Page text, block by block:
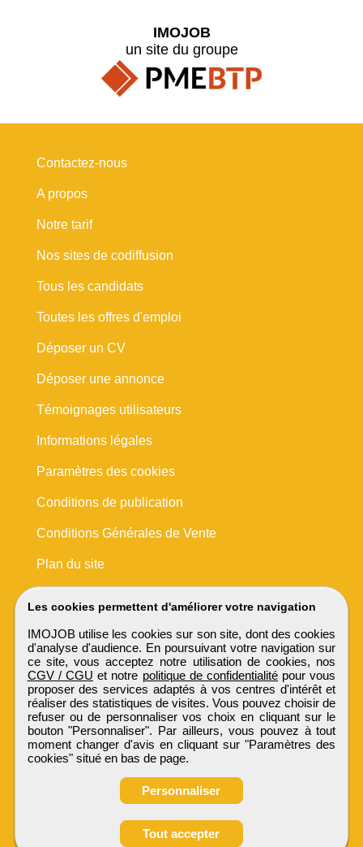
Obtenir ses
Les cookies permettent d'améliorer votre navigation
IMOJOB utilise les cookies sur son site, dont des cookies
d'analyse d'audience. En poursuivant votre navigation sur
ce site, vous acceptez notre utilisation de cookies, nos
CGV / CGU et notre politique de confidentialité pour vous
proposer des services adaptés à vos centres d'intérêt et
réaliser des statistiques de visites. Vous pouvez choisir de
refuser ou de personnaliser vos choix en cliquant sur le
bouton "Personnaliser". Par ailleurs, vous pouvez à tout
moment changer d'avis en cliquant sur "Paramètres des
cookies" situé en bas de page.
Personnaliser
Tout accepter
IMOJOB
un site du groupe
Contactez-nous
A propos
Notre tarif
Nos sites de codiffusion
Tous les candidats
Toutes les offres d'emploi
Déposer un CV
Déposer une annonce
Témoignages utilisateurs
Informations légales
Paramètres des cookies
Conditions de publication
Conditions Générales de Vente
Plan du site